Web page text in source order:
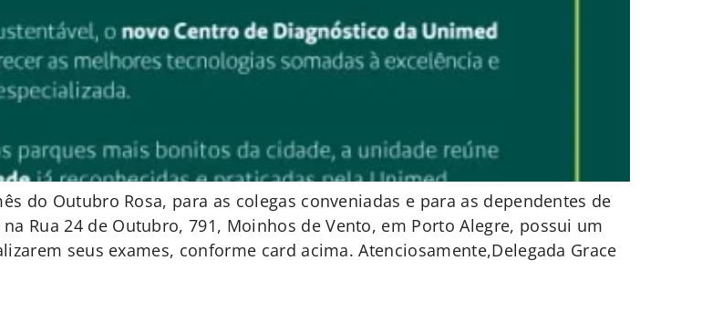
do Outubro Rosa, para as colegas conveniadas e para as dependentes de
Rua 24 de Outubro, 791, Moinhos de Vento, em Porto Alegre, possui um
seus exames, conforme card acima. Atenciosamente,Delegada Grace